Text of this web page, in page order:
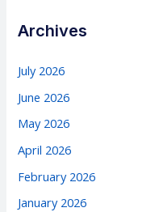
Archives
July 2026
June 2026
May 2026
April 2026
February 2026
January 2026